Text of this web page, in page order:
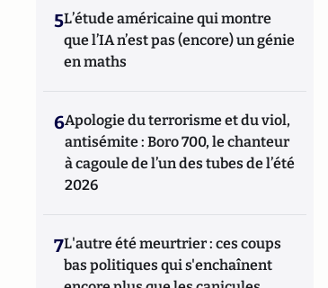
5L’étude américaine qui montre
que l’IA n’est pas (encore) un génie
en maths
6Apologie du terrorisme et du viol,
antisémite : Boro 700, le chanteur
à cagoule de l’un des tubes de l’été
2026
7L'autre été meurtrier : ces coups
bas politiques qui s'enchaînent